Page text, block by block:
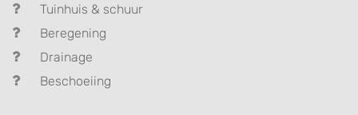
Tuinhuis & schuur
Beregening
Drainage
Beschoeiing